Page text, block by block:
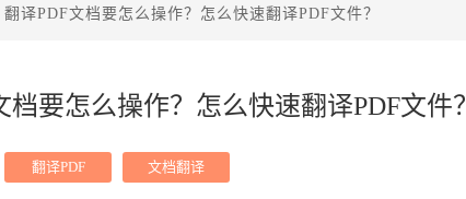
翻译PDF文档要怎么操作？怎么快速翻译PDF文件？
档要怎么操作？怎么快速翻译PDF文件？
翻译PDF 文档翻译